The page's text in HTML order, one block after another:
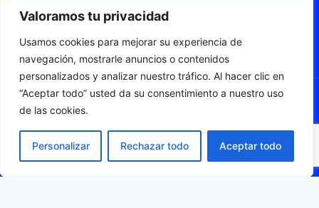
Valoramos tu privacidad
Usamos cookies para mejorar su experiencia de
navegación, mostrarle anuncios o contenidos
personalizados y analizar nuestro tráfico. Al hacer clic en
“Aceptar todo” usted da su consentimiento a nuestro uso
de las cookies.
Personalizar Rechazar todo Aceptar todo
Declaración de accesibilidad
Mapa web
© 2026 Fleximat